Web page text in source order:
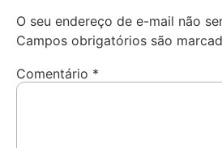
O seu endereço de e-mail não
Campos obrigatórios são
Comentário *